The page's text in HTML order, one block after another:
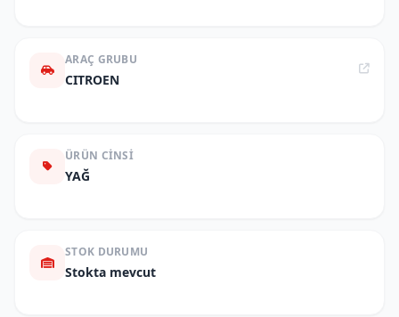
ARAÇ GRUBU
CITROEN
ÜRÜN CINSI
YAĞ
STOK DURUMU
Stokta mevcut